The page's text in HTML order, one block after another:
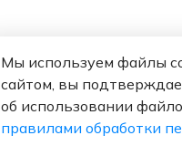
Мы используем файлы
сайтом, вы
об использовании
правилами обработки